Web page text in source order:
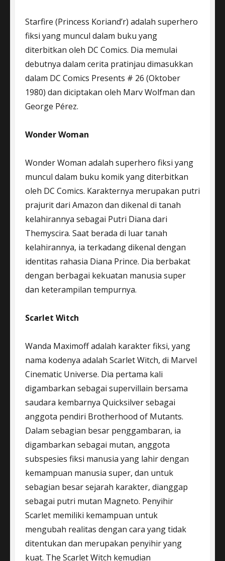
Starfire (Princess Koriand’r) adalah superhero
fiksi yang muncul dalam buku yang
diterbitkan oleh DC Comics. Dia memulai
debutnya dalam cerita pratinjau dimasukkan
dalam DC Comics Presents # 26 (Oktober
1980) dan diciptakan oleh Marv Wolfman dan
George Pérez.
Wonder Woman
Wonder Woman adalah superhero fiksi yang
muncul dalam buku komik yang diterbitkan
oleh DC Comics. Karakternya merupakan putri
prajurit dari Amazon dan dikenal di tanah
kelahirannya sebagai Putri Diana dari
Themyscira. Saat berada di luar tanah
kelahirannya, ia terkadang dikenal dengan
identitas rahasia Diana Prince. Dia berbakat
dengan berbagai kekuatan manusia super
dan keterampilan tempurnya.
Scarlet Witch
Wanda Maximoff adalah karakter fiksi, yang
nama kodenya adalah Scarlet Witch, di Marvel
Cinematic Universe. Dia pertama kali
digambarkan sebagai supervillain bersama
saudara kembarnya Quicksilver sebagai
anggota pendiri Brotherhood of Mutants.
Dalam sebagian besar penggambaran, ia
digambarkan sebagai mutan, anggota
subspesies fiksi manusia yang lahir dengan
kemampuan manusia super, dan untuk
sebagian besar sejarah karakter, dianggap
sebagai putri mutan Magneto. Penyihir
Scarlet memiliki kemampuan untuk
mengubah realitas dengan cara yang tidak
ditentukan dan merupakan penyihir yang
kuat. The Scarlet Witch kemudian